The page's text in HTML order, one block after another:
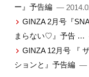
ー』予告編 —
GINZA 2月号『
まらない♡』予告 …
GINZA 12月号 『
ションと』予告編 —